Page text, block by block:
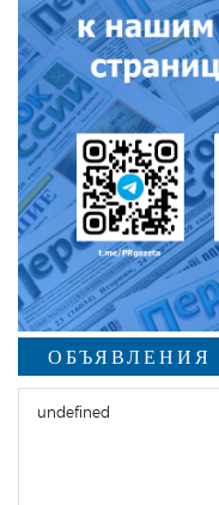
ОБЪЯВЛЕНИЯ
undefined